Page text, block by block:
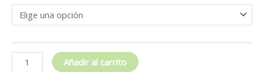
Añadir al carrito